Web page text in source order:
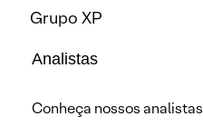
Grupo XP
Analistas
Conheça nossos analistas